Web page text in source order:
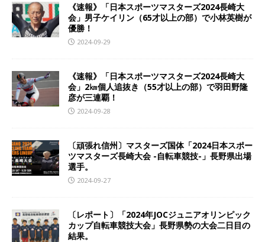
《速報》「日本スポーツマスターズ2024長崎大
会」男子ケイリン（65才以上の部）で小林英樹が
優勝！
2024-09-29
《速報》「日本スポーツマスターズ2024長崎大
会」2㎞個人追抜き（55才以上の部）で羽田野隆
彦が三連覇！
2024-09-28
〔頑張れ信州〕マスターズ国体「2024日本スポー
ツマスターズ長崎大会 -自転車競技-」長野県出場
選手。
2024-09-27
〔レポート〕「2024年JOCジュニアオリンピック
カップ自転車競技大会」長野県勢の大会二日目の
結果。